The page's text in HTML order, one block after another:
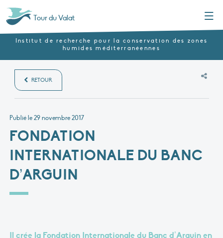
Tour du Valat
Institut de recherche pour la conservation des zones
humides méditerranéennes
RETOUR
Publié le29 novembre 2017
FONDATION
INTERNATIONALE DU BANC
D’ARGUIN
Il crée la Fondation Internationale du Banc d’Arguin en